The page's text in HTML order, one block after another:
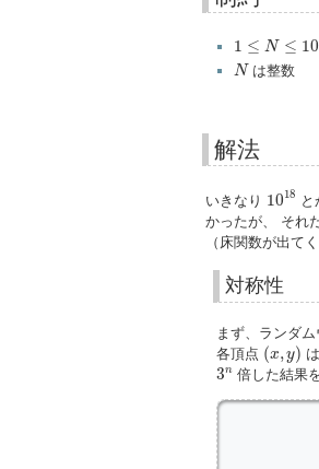
1 ≤ N ≤ 10
1 N ≤10000
N
N は整数
解法
いきなり 1018
1018
かったが、 それ
（床関数が出て
対称性
まず、ランダ
各頂点 (x,y)
(x, y)
3n
3n 倍した結果